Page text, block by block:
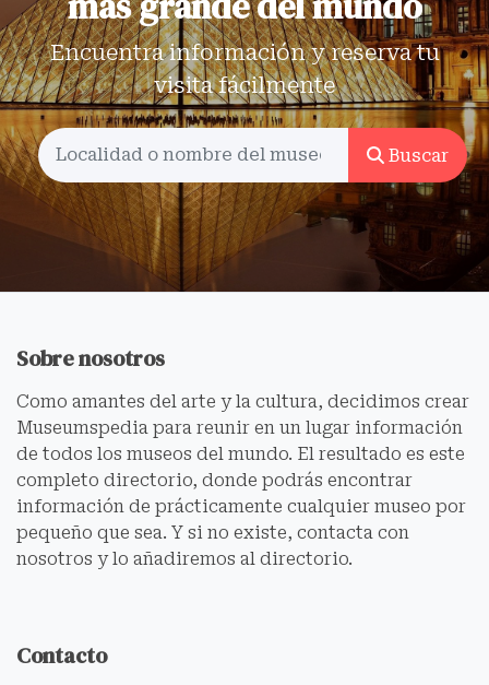
Encuentra información y reserva tu
visita fácilmente
Buscar
Sobre nosotros
Como amantes del arte y la cultura, decidimos crear
Museumspedia para reunir en un lugar información
de todos los museos del mundo. El resultado es este
completo directorio, donde podrás encontrar
información de prácticamente cualquier museo por
pequeño que sea. Y si no existe, contacta con
nosotros y lo añadiremos al directorio.
Contacto